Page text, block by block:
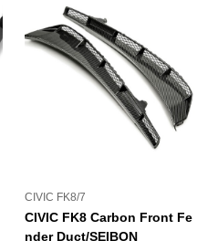
CIVIC FK8/7
CIVIC FK8 Carbon Front Fe
nder Duct/SEIBON